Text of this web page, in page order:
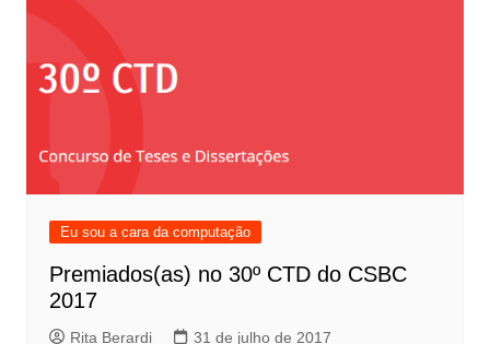
Eu sou a cara da computação
Premiados(as) no 30º CTD do CSBC
2017
Rita Berardi 31 de julho de 2017